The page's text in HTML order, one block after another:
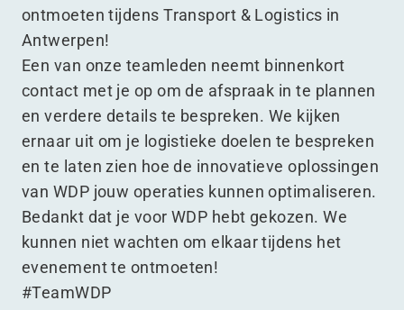
ontmoeten tijdens Transport & Logistics in
Antwerpen!
Een van onze teamleden neemt binnenkort
contact met je op om de afspraak in te plannen
en verdere details te bespreken. We kijken
ernaar uit om je logistieke doelen te bespreken
en te laten zien hoe de innovatieve oplossingen
van WDP jouw operaties kunnen optimaliseren.
Bedankt dat je voor WDP hebt gekozen. We
kunnen niet wachten om elkaar tijdens het
evenement te ontmoeten!
#TeamWDP